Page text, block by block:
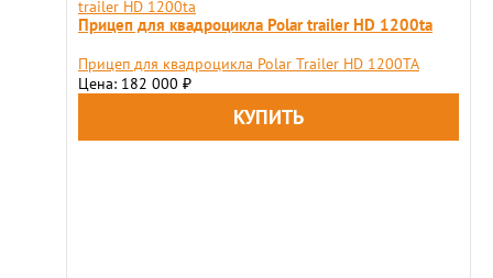
Прицеп для квадроцикла Polar trailer HD 1200ta
Прицеп для квадроцикла Polar Trailer HD 1200TA
Цена: 182 000 ₽